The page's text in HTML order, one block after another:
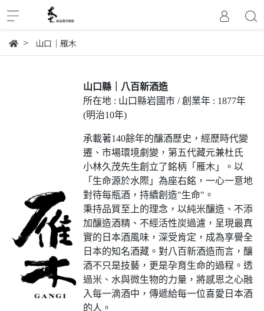
山口│雁木
山口縣｜八百新酒造
所在地 : 山口縣岩國市 / 創業年 : 1877年
(明治10年)
承載著140餘年的釀酒歷史，經歷時代變
遷、市場環境劇變，第五代藏元兼杜氏
小林久茂先生創立了銘柄「雁木」。以
「生命源於水際」為座右銘，一心一意地
對待每瓶酒，持續創造"生命"。
秉持品質至上的理念，以純米釀造、不添
加釀造酒精、不經活性炭過濾，呈現最真
實的日本酒風味，深受肯定，成為享譽全
日本的知名酒藏。對八百新酒造而言，釀
酒不只是技藝，更是孕育生命的過程。透
過米、水與微生物的力量，將感恩之心融
入每一滴酒中，傳遞給每一位喜愛日本酒
的人。